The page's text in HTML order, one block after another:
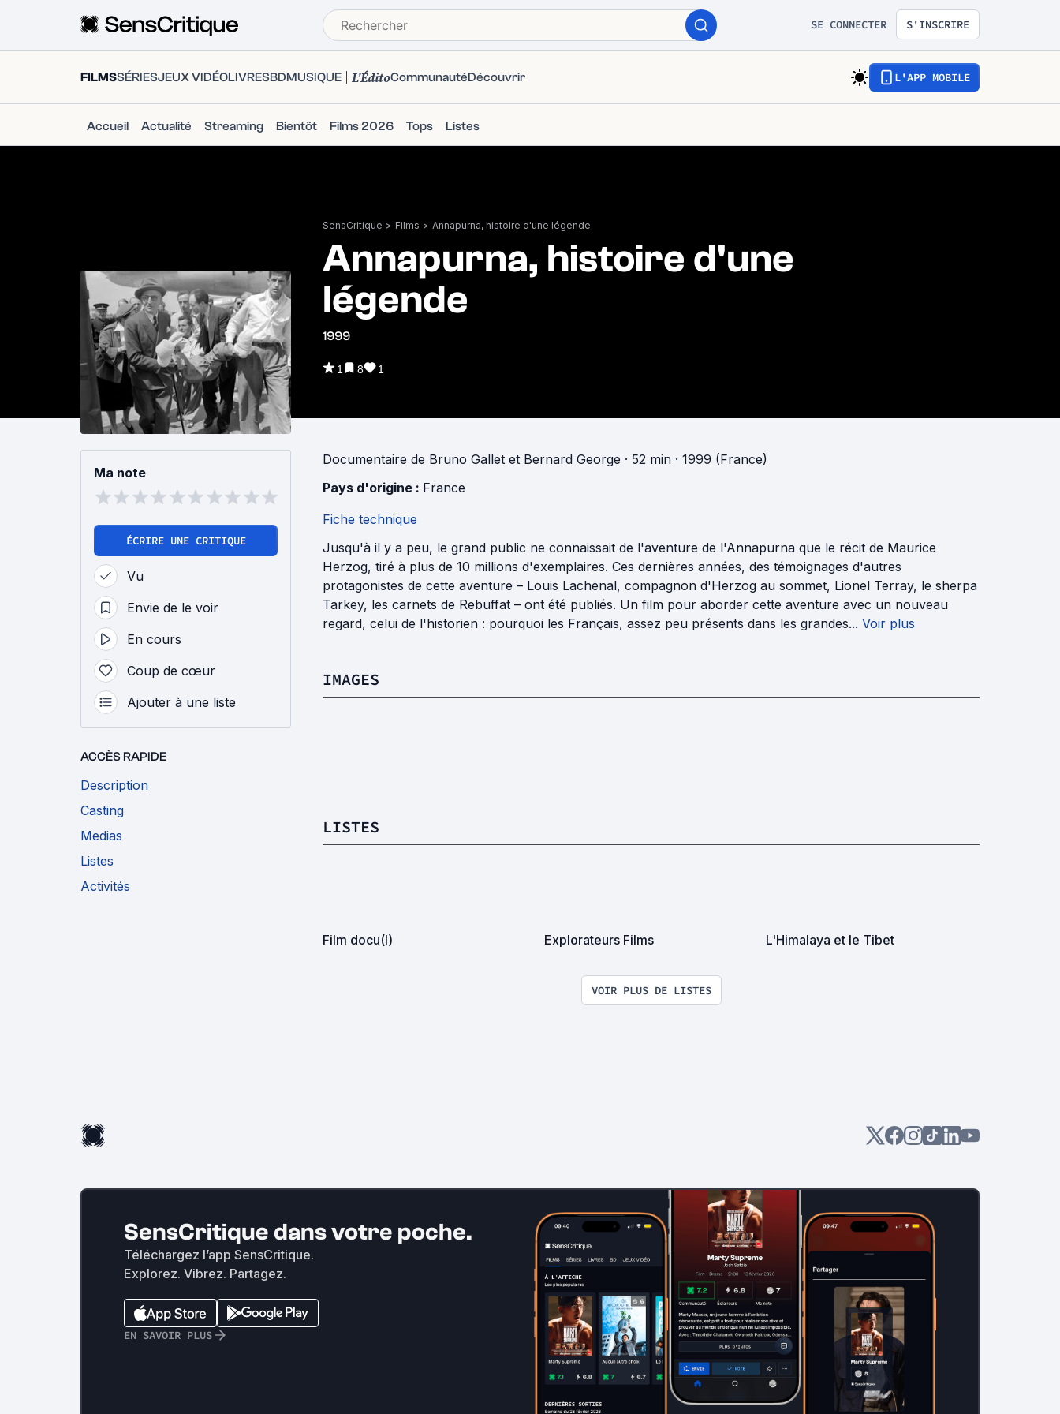
SE CONNECTER S'INSCRIRE
FILMSSÉRIESJEUX VIDÉOLIVRESBDMUSIQUE L'ÉditoCommunautéDécouvrir L'APP MOBILE
Accueil Actualité Streaming Bientôt Films 2026 Tops Listes
SensCritique > Films > Annapurna, histoire d'une légende
Annapurna, histoire d'une
légende
1999
1 8 1
Ma note
ÉCRIRE UNE CRITIQUE
Vu
Envie de le voir
En cours
Coup de cœur
Ajouter à une liste
ACCÈS RAPIDE
Description
Casting
Medias
Listes
Activités
Documentaire de Bruno Gallet et Bernard George · 52 min · 1999 (France)
Pays d'origine : France
Fiche technique
Jusqu'à il y a peu, le grand public ne connaissait de l'aventure de l'Annapurna que le récit de Maurice
Herzog, tiré à plus de 10 millions d'exemplaires. Ces dernières années, des témoignages d'autres
protagonistes de cette aventure – Louis Lachenal, compagnon d'Herzog au sommet, Lionel Terray, le sherpa
Tarkey, les carnets de Rebuffat – ont été publiés. Un film pour aborder cette aventure avec un nouveau
regard, celui de l'historien : pourquoi les Français, assez peu présents dans les grandes... Voir plus
IMAGES
LISTES
Film docu(l) Explorateurs Films L'Himalaya et le Tibet
VOIR PLUS DE LISTES
SensCritique dans votre poche.
Téléchargez l’app SensCritique.
Explorez. Vibrez. Partagez.
EN SAVOIR PLUS